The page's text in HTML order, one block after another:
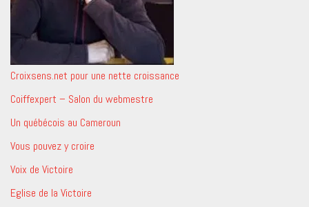
Croixsens.net pour une nette croissance
Coiffexpert – Salon du webmestre
Un québécois au Cameroun
Vous pouvez y croire
Voix de Victoire
Eglise de la Victoire